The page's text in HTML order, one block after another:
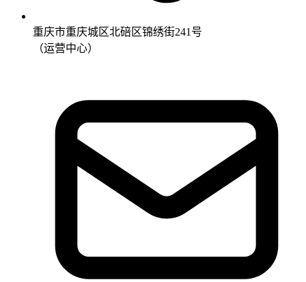
重庆市重庆城区北碚区锦绣街241号
（运营中心）